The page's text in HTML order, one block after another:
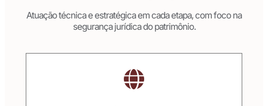
Atuação técnica e estratégica em cada etapa, com foco na
segurança jurídica do patrimônio.